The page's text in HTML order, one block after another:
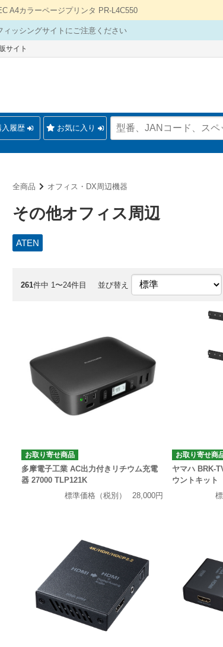
A4カラーページプリンタ PR-L4C550
ィッシングサイトにご注意ください
サイト
履歴 お気に入り
全商品 オフィス・DX周辺機器
その他オフィス周辺
ATEN
261件中 1〜24件目 並び替え
お取り寄せ商品
多摩電子工業 AC出力付きリチウム充電
器 27000 TLP121K
標準価格（税別）
28,000円
お取り寄せ商
ヤマハ BRK-
ウントキット